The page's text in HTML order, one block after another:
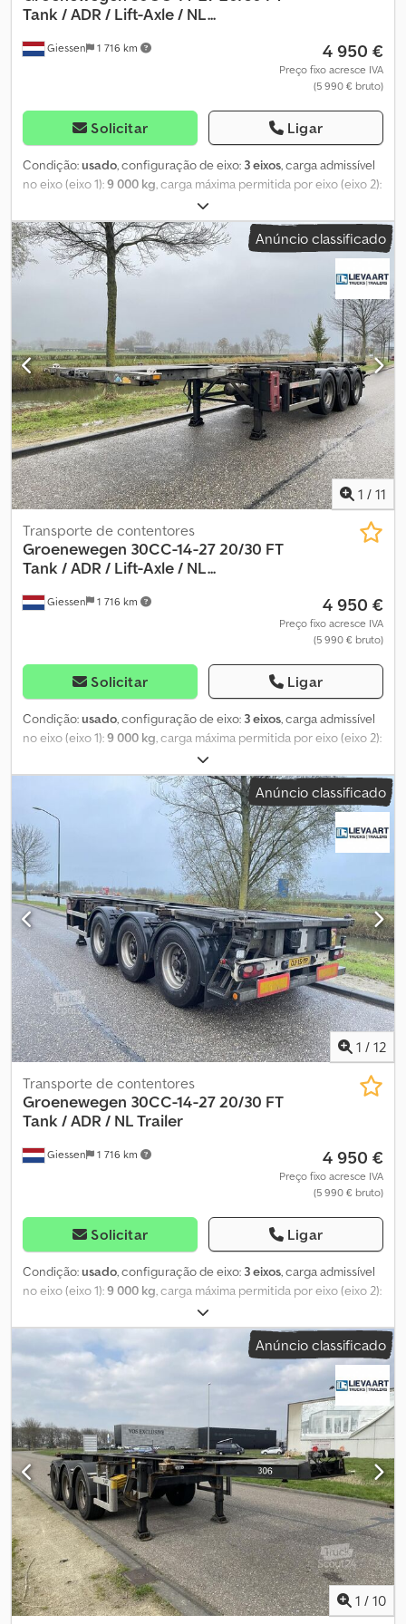
Giessen 1 716 km
Tank / ADR / Lift-Axle / NL...
4 950 €
Preço fixo acresce IVA
(5 990 € bruto)
Solicitar Ligar
Condição:usado, configuração de eixo: 3 eixos, carga admissível
no eixo (eixo 1):9 000 kg, carga máxima permitida por eixo (eixo 2):
, carga máxima admissível no eixo (eixo 3):
primeira matrícula:09/2007, comprimento total:9 290 mm,
largura total:2 470 mm, suspensão:ar, tamanho do pneu:385/65,
estado dos pneus:30 percentagem , distância entre eixos:7 460
mm
, cor:outro, Ano de fabrico:
, = Outras
opções e acessórios = - Eixos BPW - Suspensão pneumática -
Travões de tambor = Outras informações = Medida dos pneus:
385/65 Travões: Travões de tambor Eixo traseiro 1: Eixo elevatório;
Carga máx. por eixo: 9.000 kg; Marca do eixo: BPW; Perfil do pneu:
30% Eixo traseiro 2: Carga máx. por eixo: 9.000 kg; Marca do eixo:
BPW; Perfil do pneu: 30% Dwedsztrhdepfx Adhea Eixo traseiro 3:
Carga máx. por eixo: 9.000 kg Peso em vazio: 3.983 kg Carga útil:
37.017 kg Peso bruto total: 41.000 kg Número de matrícula: OJ-16-
YP
Anúncio classificado
1 / 11
Giessen 1 716 km
Transporte de contentores
Groenewegen 30CC-14-27 20/30 FT
Tank / ADR / Lift-Axle / NL...
4 950 €
Preço fixo acresce IVA
(5 990 € bruto)
Solicitar Ligar
Condição:usado, configuração de eixo: 3 eixos, carga admissível
no eixo (eixo 1):9 000 kg, carga máxima permitida por eixo (eixo 2):
, carga máxima admissível no eixo (eixo 3):
primeira matrícula:09/2007, comprimento total:9 290 mm,
, distância entre eixos:7 460 mm, cor:
outro, Ano de fabrico: 2007, Equipamento:ABS, = Outras opções e
acessórios = - ADR - Eixos BPW - Suspensão pneumática - Travões
de tambor = Mais informações = Eixo traseiro 1: Eixo elevável;
Carga máxima por eixo: 9.000 kg Eixo traseiro 2: Carga máxima por
eixo: 9.000 kg Eixo traseiro 3: Carga máxima por eixo: 9.000 kg
Peso vazio: 3.983 kg Dsdpfxjztrgye Adhowa Capacidade de carga:
37.017 kg Peso bruto total: 41.000 kg Matrícula: OJ-12-YP
Anúncio classificado
1 / 12
Giessen 1 716 km
Transporte de contentores
Groenewegen 30CC-14-27 20/30 FT
Tank / ADR / NL Trailer
4 950 €
Preço fixo acresce IVA
(5 990 € bruto)
Solicitar Ligar
Condição:usado, configuração de eixo: 3 eixos, carga admissível
no eixo (eixo 1):9 000 kg, carga máxima permitida por eixo (eixo 2):
, carga máxima admissível no eixo (eixo 3):
primeira matrícula:09/2007, comprimento total:9 290 mm,
largura total:2 470 mm , tamanho do pneu:385/65,
estado dos pneus:40 percentagem , distância entre eixos:7 460
outro , Ano de fabrico: 2007 , Equipamento:
, = Mais
opções e acessórios = - ADR - Eixos BPW - Suspensão
pneumática - Travões de tambor = Mais informações = Medida
dos pneus: 385/65 Dwjdjztrggjpfx Adhea Travões: Travões de
tambor Eixo traseiro 1: Eixo elevatório; Carga máxima por eixo:
9.000 kg; Perfil do pneu: 40% Eixo traseiro 2: Carga máxima por
eixo: 9.000 kg; Perfil do pneu: 40% Eixo traseiro 3: Carga máxima
por eixo: 9.000 kg Peso em vazio: 3.983 kg Carga útil: 37.017 kg
Peso bruto: 41.000 kg Matrícula: OJ-15-YP
Anúncio classificado
1 / 10